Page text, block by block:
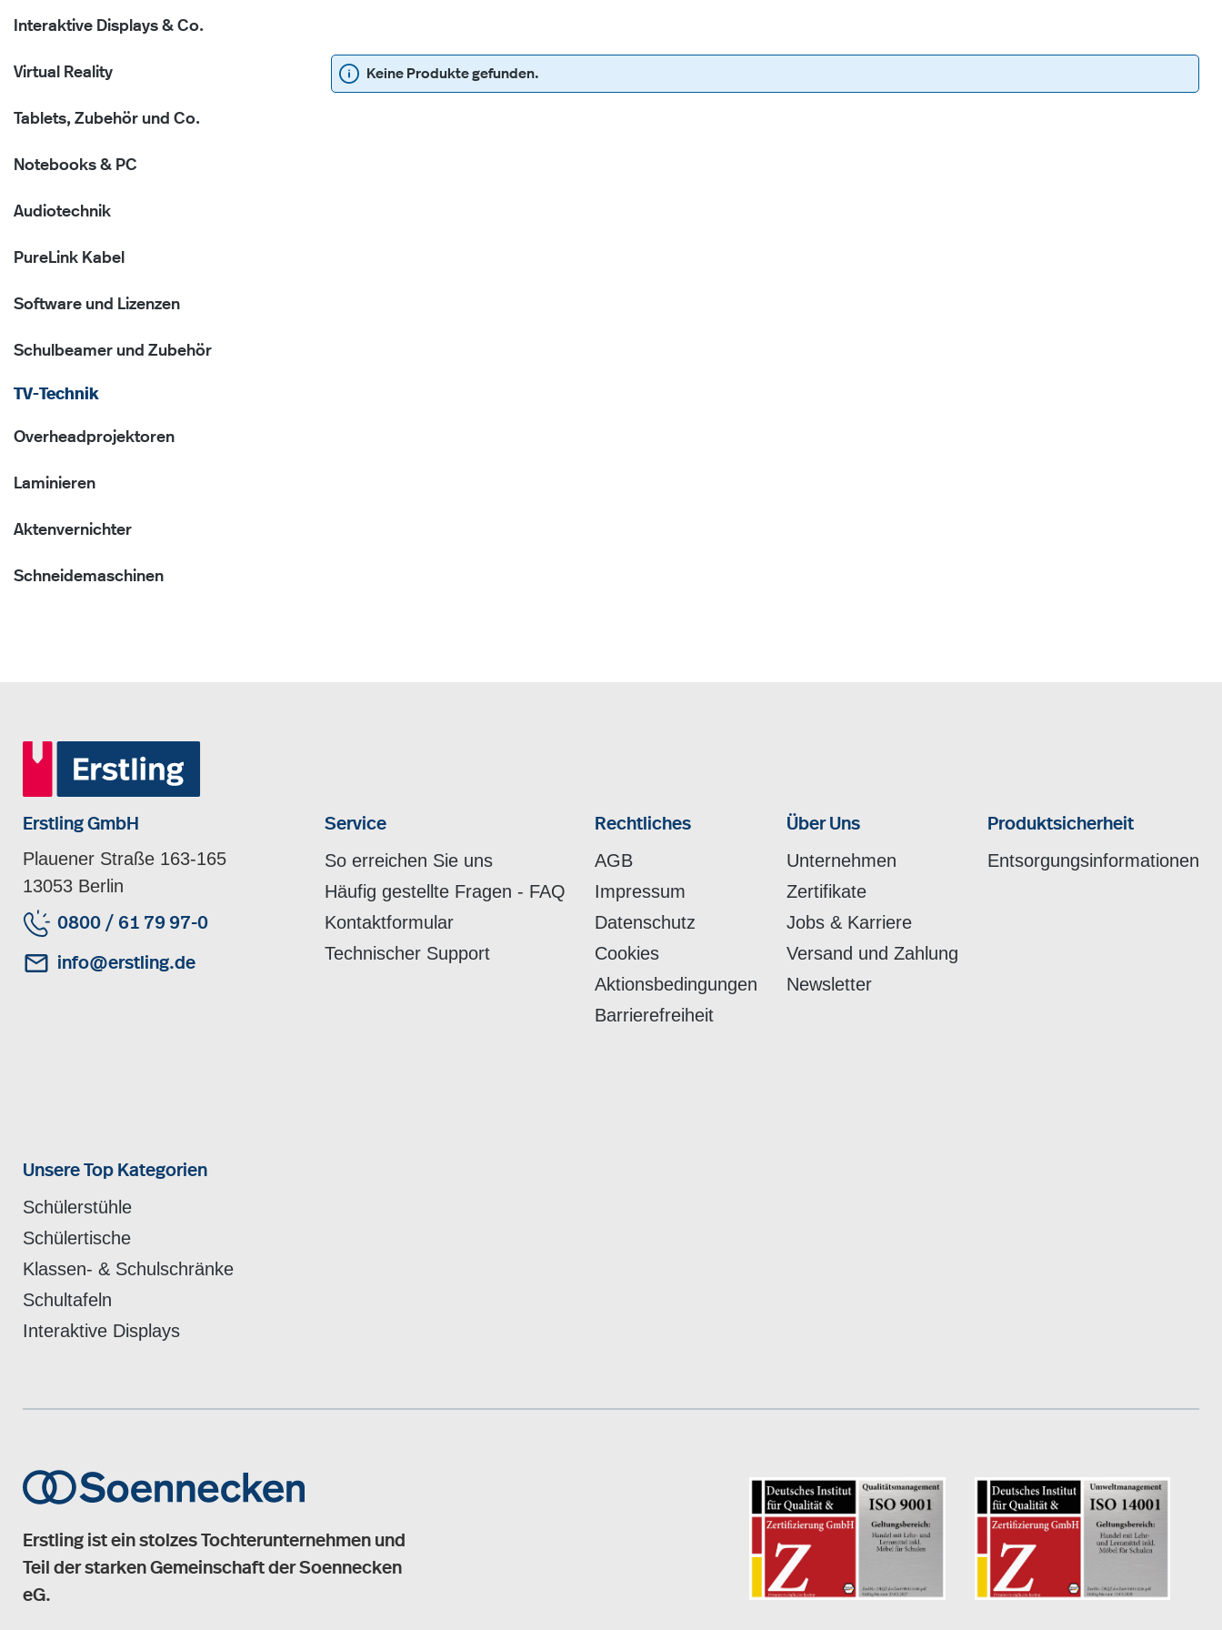
Interaktive Displays & Co.
Virtual Reality
Tablets, Zubehör und Co.
Notebooks & PC
Audiotechnik
PureLink Kabel
Software und Lizenzen
Schulbeamer und Zubehör
TV-Technik
Overheadprojektoren
Laminieren
Aktenvernichter
Schneidemaschinen
Keine Produkte gefunden.
Erstling GmbH
Plauener Straße 163-165
13053 Berlin
0800 / 61 79 97-0
info@erstling.de
Service
So erreichen Sie uns
Häufig gestellte Fragen - FAQ
Kontaktformular
Technischer Support
Rechtliches
AGB
Impressum
Datenschutz
Cookies
Aktionsbedingungen
Barrierefreiheit
Über Uns
Unternehmen
Zertifikate
Jobs & Karriere
Versand und Zahlung
Newsletter
Produktsicherheit
Entsorgungsinformationen
Unsere Top Kategorien
Schülerstühle
Schülertische
Klassen- & Schulschränke
Schultafeln
Interaktive Displays
Erstling ist ein stolzes Tochterunternehmen und
Teil der starken Gemeinschaft der Soennecken
eG.